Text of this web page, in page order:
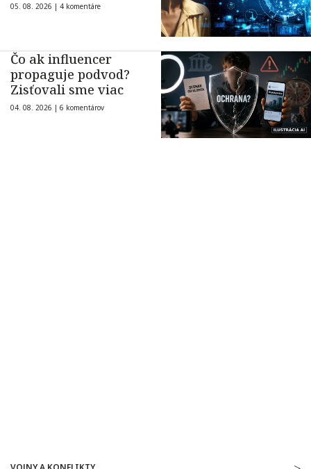
05. 08. 2026 | 4 komentáre
Čo ak influencer
propaguje podvod?
Zisťovali sme viac
04. 08. 2026 | 6 komentárov